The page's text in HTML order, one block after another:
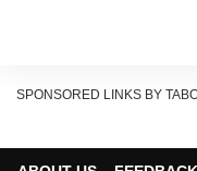
चलिए हम आपको इस
SPONSORED LINKS BY